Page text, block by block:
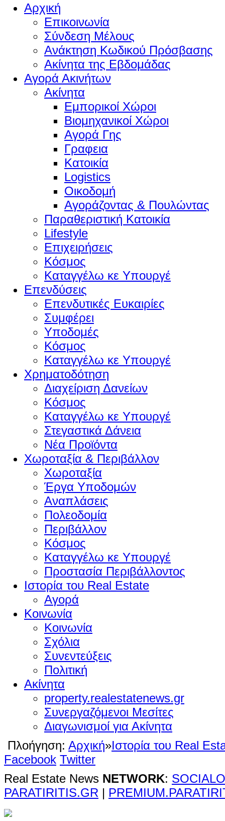
Αρχική
Επικοινωνία
Σύνδεση Μέλους
Ανάκτηση Κωδικού Πρόσβασης
Ακίνητα της Εβδομάδας
Αγορά Ακινήτων
Ακίνητα
Εμπορικοί Χώροι
Βιομηχανικοί Χώροι
Αγορά Γης
Γραφεια
Κατοικία
Logistics
Οικοδομή
Αγοράζοντας & Πουλώντας
Παραθεριστική Κατοικία
Lifestyle
Επιχειρήσεις
Κόσμος
Καταγγέλω κε Υπουργέ
Επενδύσεις
Επενδυτικές Ευκαιρίες
Συμφέρει
Υποδομές
Κόσμος
Καταγγέλω κε Υπουργέ
Χρηματοδότηση
Διαχείριση Δανείων
Κόσμος
Καταγγέλω κε Υπουργέ
Στεγαστικά Δάνεια
Νέα Προϊόντα
Χωροταξία & Περιβάλλον
Χωροταξία
Έργα Υποδομών
Αναπλάσεις
Πολεοδομία
Περιβάλλον
Κόσμος
Καταγγέλω κε Υπουργέ
Προστασία Περιβάλλοντος
Ιστορία του Real Estate
Αγορά
Κοινωνία
Κοινωνία
Σχόλια
Συνεντεύξεις
Πολιτική
Ακίνητα
property.realestatenews.gr
Συνεργαζόμενοι Μεσίτες
Διαγωνισμοί για Ακίνητα
Πλοήγηση: Αρχική»Ιστορία του Real
Facebook Twitter
Real Estate News NETWORK:
PARATIRITIS.GR |